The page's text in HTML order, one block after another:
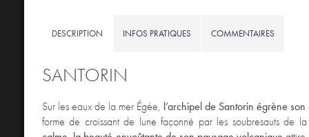
DESCRIPTION INFOS PRATIQUES COMMENTAIRES
SANTORIN
Sur les eaux de la mer Égée, l’archipel de Santorin égrène
forme de croissant de lune façonné par les soubresauts de